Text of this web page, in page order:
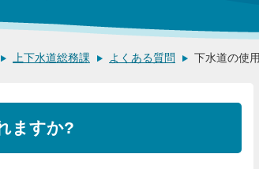
上下水道総務課 よくある質問 下水道の使
ますか?